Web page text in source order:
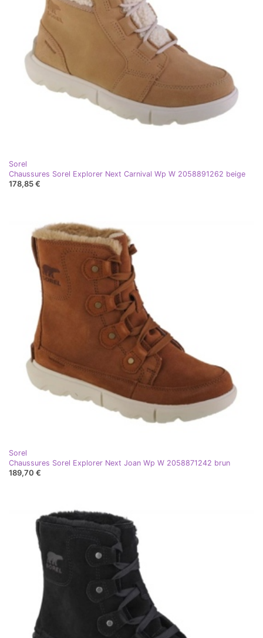
Sorel
Chaussures Sorel Explorer Next Carnival Wp W 2058891262 beige
178,85 €
Sorel
Chaussures Sorel Explorer Next Joan Wp W 2058871242 brun
189,70 €